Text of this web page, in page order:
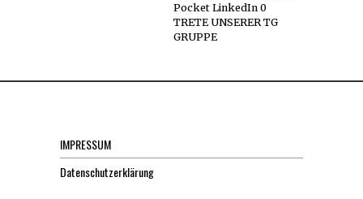
Pocket LinkedIn 0
TRETE UNSERER TG
GRUPPE
IMPRESSUM
Datenschutzerklärung